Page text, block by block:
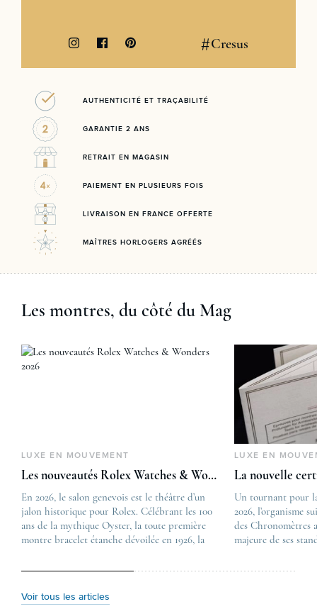
#Cresus
AUTHENTICITÉ ET TRAÇABILITÉ
GARANTIE 2 ANS
RETRAIT EN MAGASIN
PAIEMENT EN PLUSIEURS FOIS
LIVRAISON EN FRANCE OFFERTE
MAÎTRES HORLOGERS AGRÉÉS
Les montres, du côté du Mag
Voir tous les articles
LUXE EN MOUVEMENT
Les nouveautés Rolex Watches & Wonders 2026
En 2026, le salon genevois est le théâtre d’un
jalon historique pour Rolex. Célébrant les 100
ans de la mythique Oyster, la toute première
montre bracelet étanche dévoilée en 1926, la
commémorative alliant héritage patrimonial et
métallurgique à la réinterprétation esthétique
The post
Les nouveautés
first appeared on
Lovetime
LUXE EN
La nouvelle
Un tournant pour
2026, l’organisme
des Chronomètres
majeure de ses
Chronometer”,